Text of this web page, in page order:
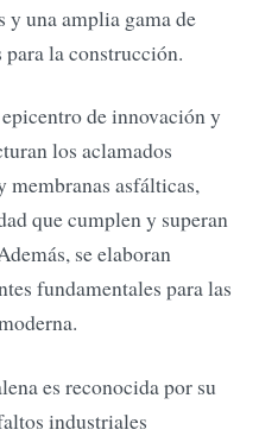
y una amplia gama de
para la construcción.
de innovación y
los aclamados
asfálticas,
que cumplen y superan
se elaboran
fundamentales para las
es reconocida por su
industriales